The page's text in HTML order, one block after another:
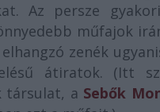
Az persze
műfajok
zenék
átiratok. (Itt
társulat, a Sebők